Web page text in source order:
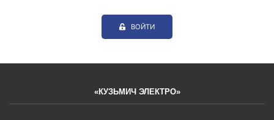
ВОЙТИ
«КУЗЬМИЧ ЭЛЕКТРО»